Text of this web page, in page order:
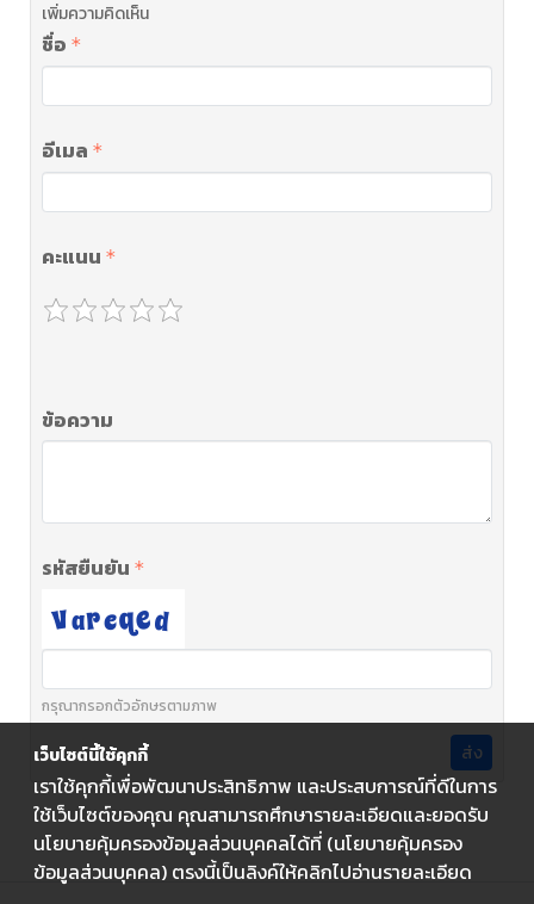
เพิ่มความคิดเห็น
ชื่อ
อีเมล
คะแนน
ข้อความ
รหัสยืนยัน
กรุณากรอกตัวอักษรตามภาพ
ส่ง
เว็บไซต์นี้ใช้คุกกี้
เราใช้คุกกี้เพื่อพัฒนาประสิทธิภาพ และประสบการณ์ที่ดีในการ
ใช้เว็บไซต์ของคุณ คุณสามารถศึกษารายละเอียดและยอดรับ
นโยบายคุ้มครองข้อมูลส่วนบุคคลได้ที่ (นโยบายคุ้มครอง
ข้อมูลส่วนบุคคล) ตรงนี้เป็นลิงค์ให้คลิกไปอ่านรายละเอียด